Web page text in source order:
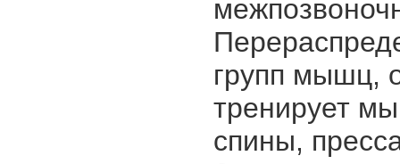
групп мышц,
тренирует
спины,